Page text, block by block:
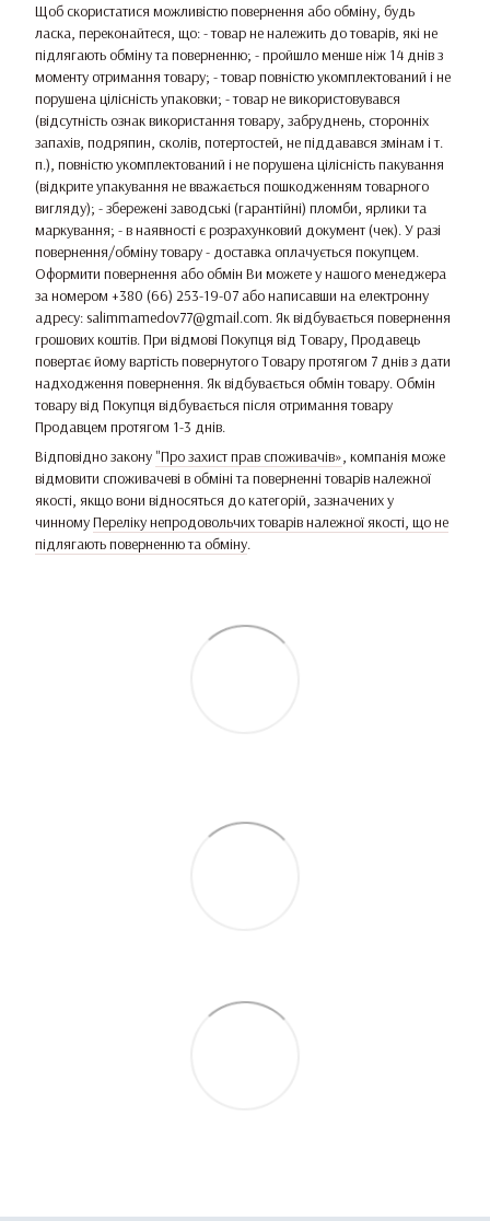
Щоб скористатися можливістю повернення або обміну, будь
ласка, переконайтеся, що: - товар не належить до товарів, які не
підлягають обміну та поверненню; - пройшло менше ніж 14 днів з
моменту отримання товару; - товар повністю укомплектований і не
порушена цілісність упаковки; - товар не використовувався
(відсутність ознак використання товару, забруднень, сторонніх
запахів, подряпин, сколів, потертостей, не піддавався змінам і т.
п.), повністю укомплектований і не порушена цілісність пакування
(відкрите упакування не вважається пошкодженням товарного
вигляду); - збережені заводські (гарантійні) пломби, ярлики та
маркування; - в наявності є розрахунковий документ (чек). У разі
повернення/обміну товару - доставка оплачується покупцем.
Оформити повернення або обмін Ви можете у нашого менеджера
за номером +380 (66) 253-19-07 або написавши на електронну
адресу: salimmamedov77@gmail.com. Як відбувається повернення
грошових коштів. При відмові Покупця від Товару, Продавець
повертає йому вартість повернутого Товару протягом 7 днів з дати
надходження повернення. Як відбувається обмін товару. Обмін
товару від Покупця відбувається після отримання товару
Продавцем протягом 1-3 днів.
Відповідно закону "Про захист прав споживачів», компанія може
відмовити споживачеві в обміні та поверненні товарів належної
якості, якщо вони відносяться до категорій, зазначених у
чинномуПереліку непродовольчих товарів належної якості, що не
підлягають поверненню та обміну.